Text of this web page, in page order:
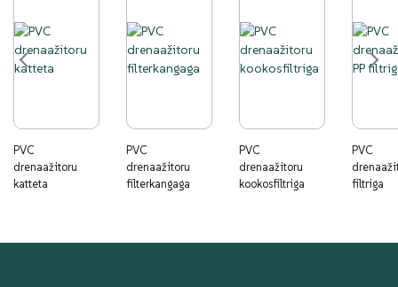
PVC
drenaažitoru
katteta
PVC
drenaažitoru
filterkangaga
PVC
drenaažitoru
kookosfiltriga
PVC
filtriga